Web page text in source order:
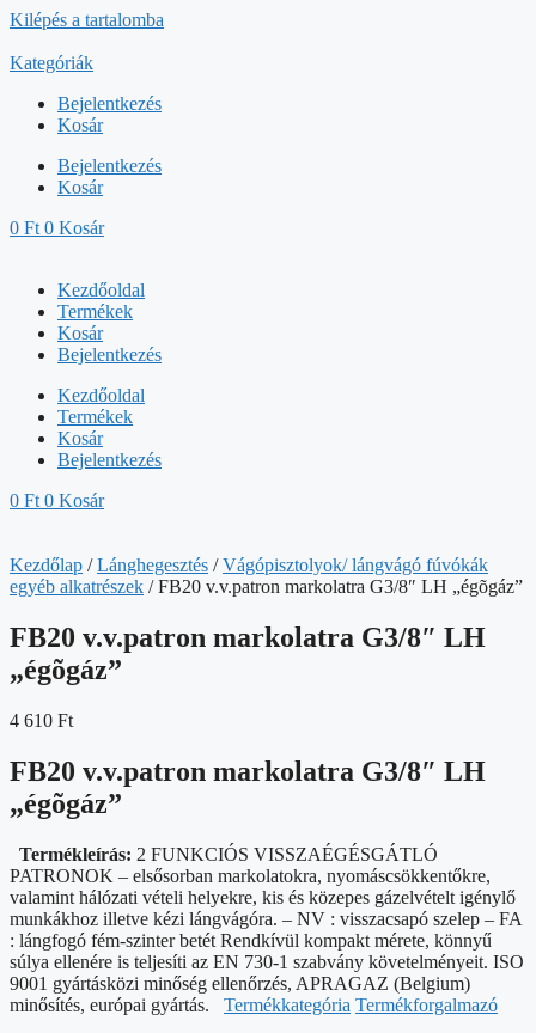
Kilépés a tartalomba
Kategóriák
Bejelentkezés
Kosár
Bejelentkezés
Kosár
0 Ft 0 Kosár
Kezdőoldal
Termékek
Kosár
Bejelentkezés
Kezdőoldal
Termékek
Kosár
Bejelentkezés
0 Ft 0 Kosár
Kezdőlap /Lánghegesztés /Vágópisztolyok/ lángvágó fúvókák
egyéb alkatrészek / FB20 v.v.patron markolatra G3/8″ LH „égõgáz”
FB20 v.v.patron markolatra G3/8″ LH
„égõgáz”
4 610 Ft
FB20 v.v.patron markolatra G3/8″ LH
„égõgáz”
Termékleírás: 2 FUNKCIÓS VISSZAÉGÉSGÁTLÓ
PATRONOK – elsősorban markolatokra, nyomáscsökkentőkre,
valamint hálózati vételi helyekre, kis és közepes gázelvételt igénylő
munkákhoz illetve kézi lángvágóra. – NV : visszacsapó szelep – FA
: lángfogó fém-szinter betét Rendkívül kompakt mérete, könnyű
súlya ellenére is teljesíti az EN 730-1 szabvány követelményeit. ISO
9001 gyártásközi minőség ellenőrzés, APRAGAZ (Belgium)
minősítés, európai gyártás. Termékkategória Termékforgalmazó